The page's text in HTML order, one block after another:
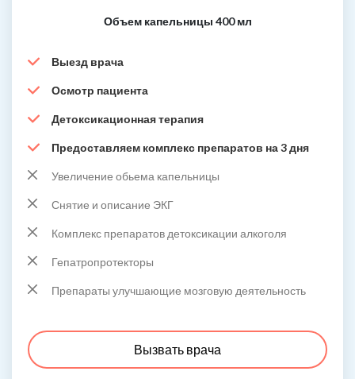
Объем капельницы 400 мл
Выезд врача
Осмотр пациента
Детоксикационная терапия
Предоставляем комплекс препаратов на 3 дня
Увеличение обьема капельницы
Снятие и описание ЭКГ
Комплекс препаратов детоксикации алкоголя
Гепатропротекторы
Препараты улучшающие мозговую деятельность
Вызвать врача